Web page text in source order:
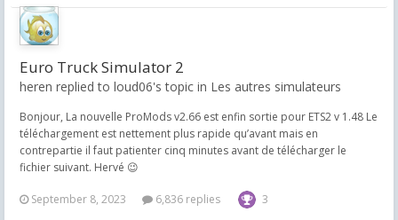
Euro Truck Simulator 2
heren replied to loud06's topic in Les autres simulateurs
Bonjour, La nouvelle ProMods v2.66 est enfin sortie pour ETS2 v 1.48 Le
téléchargement est nettement plus rapide qu’avant mais en
contrepartie il faut patienter cinq minutes avant de télécharger le
fichier suivant. Hervé 😉
September 8, 2023 6,836 replies 3